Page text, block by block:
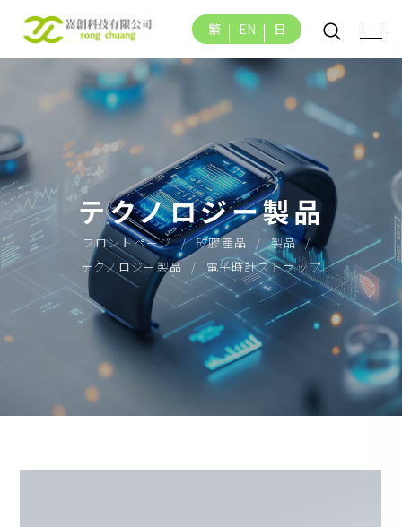
繁 EN 日
テクノロジー製品
フロントページ 矽膠產品
製品
テクノロジー製品
電子時計ストラップ